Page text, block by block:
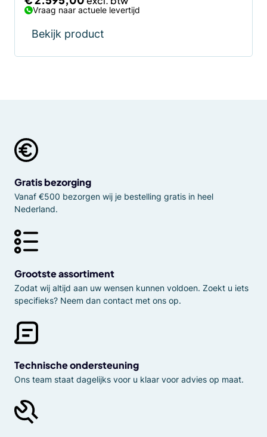
Vraag naar actuele levertijd
Bekijk product
Gratis bezorging
Vanaf €500 bezorgen wij je bestelling gratis in heel
Nederland.
Grootste assortiment
Zodat wij altijd aan uw wensen kunnen voldoen. Zoekt u iets
specifieks? Neem dan contact met ons op.
Technische ondersteuning
Ons team staat dagelijks voor u klaar voor advies op maat.